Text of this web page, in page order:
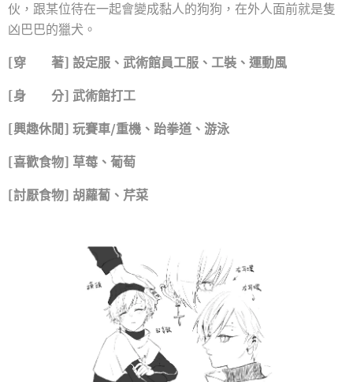
伙，跟某位待在一起會變成黏人的狗狗，在外人面前就是隻
凶巴巴的獵犬。
[穿 著] 設定服、武術館員工服、工裝、運動風
[身 分] 武術館打工
[興趣休閒] 玩賽車/重機、跆拳道、游泳
[喜歡食物] 草莓、葡萄
[討厭食物] 胡蘿蔔、芹菜